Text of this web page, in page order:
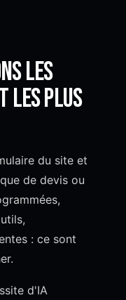
les
les plus
du site et
de devis ou
: ce sont
d'IA